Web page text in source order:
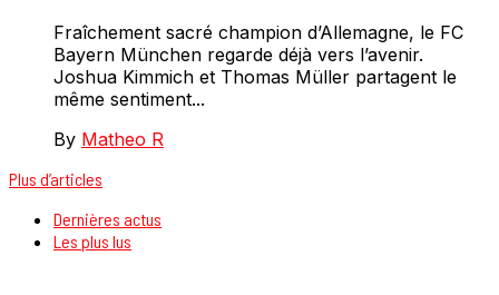
Fraîchement sacré champion d’Allemagne, le FC
Bayern München regarde déjà vers l’avenir.
Joshua Kimmich et Thomas Müller partagent le
même sentiment...
By Matheo R
Plus d’articles
Dernières actus
Les plus lus